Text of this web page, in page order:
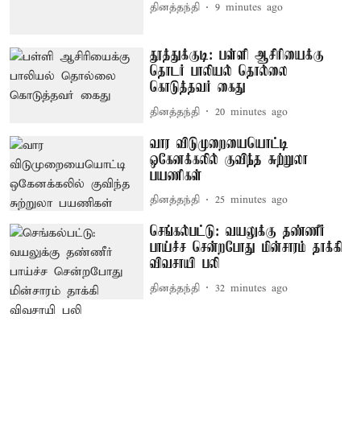
தினத்தந்தி 9 minutes ago
தூத்துக்குடி: பள்ளி ஆசிரியைக்கு
தொடர் பாலியல் தொல்லை
கொடுத்தவர் கைது
தினத்தந்தி 20 minutes ago
வார விடுமுறையையொட்டி
ஒகேனக்கலில் குவிந்த சுற்றுலா
பயணிகள்
தினத்தந்தி 25 minutes ago
செங்கல்பட்டு: வயலுக்கு தண்ணீர்
பாய்ச்ச சென்றபோது மின்சாரம் தாக்கி
விவசாயி பலி
தினத்தந்தி 32 minutes ago